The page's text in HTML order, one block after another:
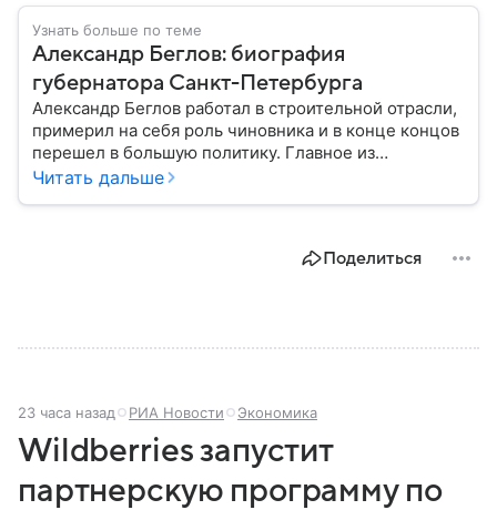
Узнать больше по теме
Александр Беглов: биография
губернатора Санкт-Петербурга
Александр Беглов работал в строительной отрасли,
примерил на себя роль чиновника и в конце концов
перешел в большую политику. Главное из
биографии губернатора Санкт-Петербурга — в
Читать дальше
Поделиться
23 часа назад РИА Новости Экономика
Wildberries запустит
партнерскую программу по